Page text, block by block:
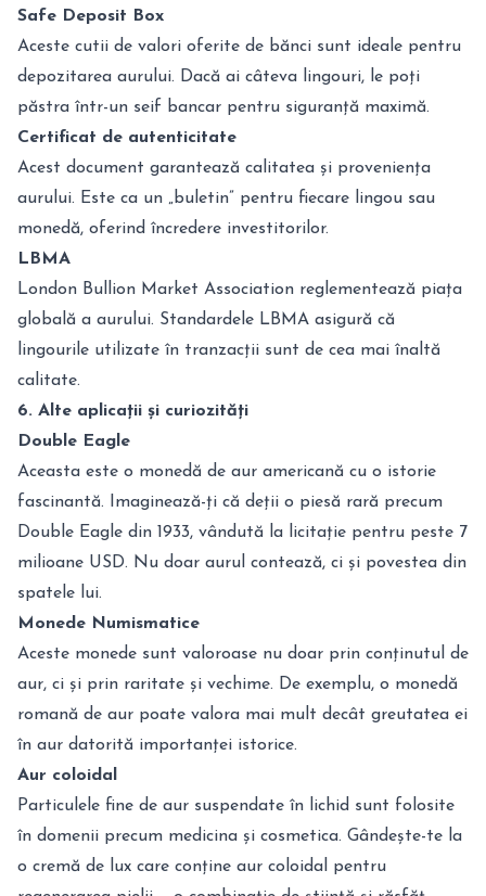
Safe Deposit Box
Aceste cutii de valori oferite de bănci sunt ideale pentru
depozitarea aurului. Dacă ai câteva lingouri, le poți
păstra într-un seif bancar pentru siguranță maximă.
Certificat de autenticitate
Acest document garantează calitatea și proveniența
aurului. Este ca un „buletin” pentru fiecare lingou sau
monedă, oferind încredere investitorilor.
LBMA
London Bullion Market Association reglementează piața
globală a aurului. Standardele LBMA asigură că
lingourile utilizate în tranzacții sunt de cea mai înaltă
calitate.
6. Alte aplicații și curiozități
Double Eagle
Aceasta este o monedă de aur americană cu o istorie
fascinantă. Imaginează-ți că deții o piesă rară precum
Double Eagle din 1933, vândută la licitație pentru peste 7
milioane USD. Nu doar aurul contează, ci și povestea din
spatele lui.
Monede Numismatice
Aceste monede sunt valoroase nu doar prin conținutul de
aur, ci și prin raritate și vechime. De exemplu, o monedă
romană de aur poate valora mai mult decât greutatea ei
în aur datorită importanței istorice.
Aur coloidal
Particulele fine de aur suspendate în lichid sunt folosite
în domenii precum medicina și cosmetica. Gândește-te la
o cremă de lux care conține aur coloidal pentru